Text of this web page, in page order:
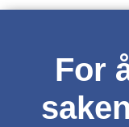
For